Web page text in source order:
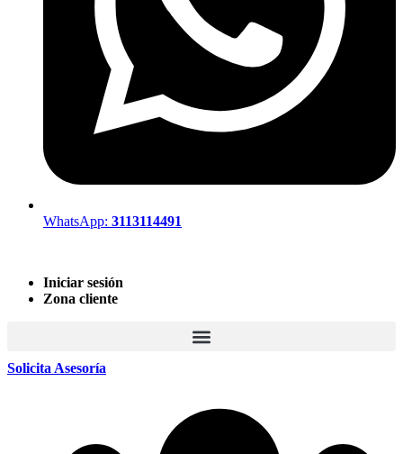
WhatsApp: 3113114491
Iniciar sesión
Zona cliente
Solicita Asesoría